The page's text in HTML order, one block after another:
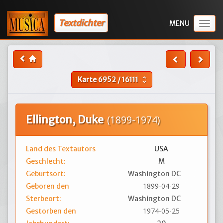
Textdichter
Karte6952/16111 unfold_more
Ellington, Duke (1899-1974)
Land des Textautors
USA
Geschlecht:
M
Geburtsort:
Washington DC
Geboren den
1899-04-29
Sterbeort:
Washington DC
Gestorben den
1974-05-25